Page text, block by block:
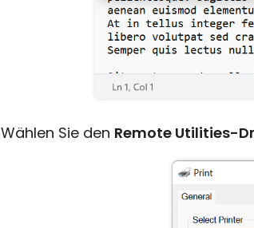
Wählen Sie den Remote Utilities-